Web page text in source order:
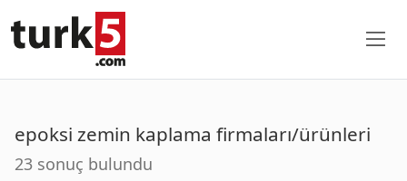
epoksi zemin kaplama firmaları/ürünleri
23 sonuç bulundu